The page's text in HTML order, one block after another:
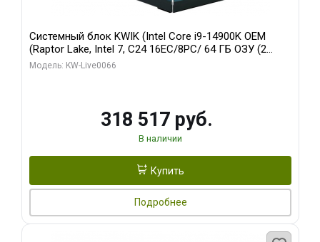
Системный блок KWIK (Intel Core i9-14900K OEM
(Raptor Lake, Intel 7, C24 16EC/8PC/ 64 ГБ ОЗУ (2
модуля)/ Gigabyte RTX5080 XTREME WATERFORCE
Модель: KW-Live0066
318 517 руб.
В наличии
Купить
Подробнее